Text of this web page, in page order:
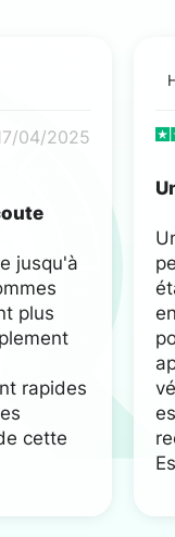
04/2025
jusqu'à
plus
rapides
cette